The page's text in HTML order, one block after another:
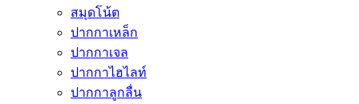
สมุดโน้ต
ปากกาเหล็ก
ปากกาเจล
ปากกาไฮไลท์
ปากกาลูกลื่น